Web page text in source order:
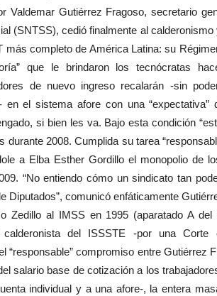
Valdemar Gutiérrez Fragoso, secretario
(SNTSS), cedió finalmente al
más completo de América Latina: su
que le brindaron los tecnócratas
de nuevo ingreso recalarán -sin
en el sistema afore con una
si bien les va. Bajo esta condición
durante 2008. Cumplida su tarea
a Elba Esther Gordillo el monopolio de
“No entiendo cómo un sindicato tan
Diputados”, comunicó enfáticamente
Zedillo al IMSS en 1995 (aparatado A
calderonista del ISSSTE -por una Corte
“responsable” compromiso entre Gutiérrez
salario base de cotización a los
individual y a una afore-, la entera